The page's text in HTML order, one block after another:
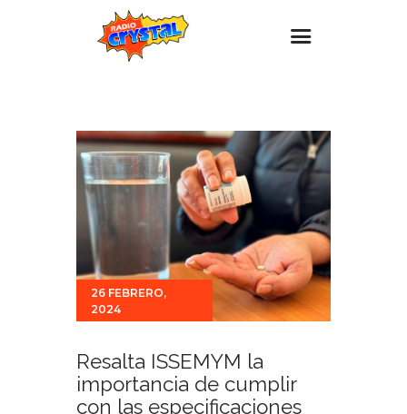
Estaciones
Eventos
Promociones
Noticias
Para ti
Contacto
26 FEBRERO,
2024
Resalta ISSEMYM la
importancia de cumplir
con las especificaciones